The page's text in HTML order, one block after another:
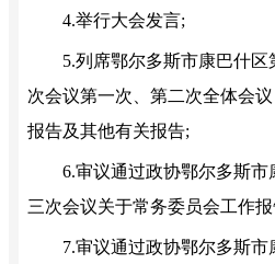
4.举行大会发言;
5.列席鄂尔多斯市康巴什区
次会议第一次、第二次全体会
报告及其他有关报告;
6.审议通过政协鄂尔多斯市
三次会议关于常务委员会工作报
7.审议通过政协鄂尔多斯市